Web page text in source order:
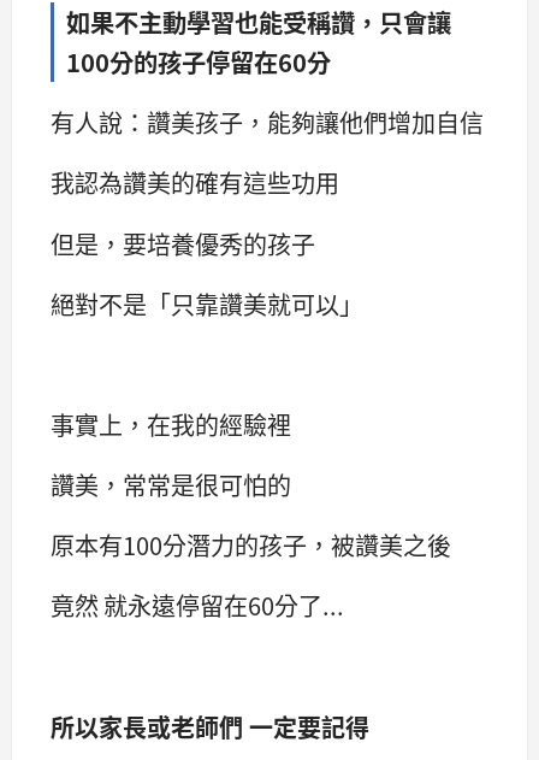
如果不主動學習也能受稱讚，只會讓
100分的孩子停留在60分
有人說：讚美孩子，能夠讓他們增加自信
我認為讚美的確有這些功用
但是，要培養優秀的孩子
絕對不是「只靠讚美就可以」
事實上，在我的經驗裡
讚美，常常是很可怕的
原本有100分潛力的孩子，被讚美之後
竟然 就永遠停留在60分了...
所以家長或老師們 一定要記得